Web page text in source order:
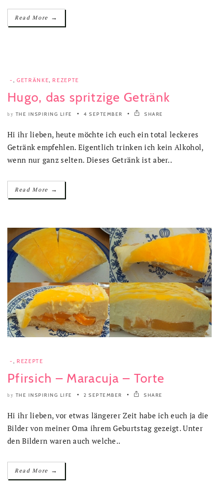
Read More →
- GETRÄNKE REZEPTE
Hugo, das spritzige Getränk
by THE INSPIRING LIFE 4 SEPTEMBER SHARE
Hi ihr lieben, heute möchte ich euch ein total leckeres
Getränk empfehlen. Eigentlich trinken ich kein Alkohol,
wenn nur ganz selten. Dieses Getränk ist aber..
Read More →
- REZEPTE
Pfirsich – Maracuja – Torte
by THE INSPIRING LIFE 2 SEPTEMBER SHARE
Hi ihr lieben, vor etwas längerer Zeit habe ich euch ja die
Bilder von meiner Oma ihrem Geburtstag gezeigt. Unter
den Bildern waren auch welche..
Read More →